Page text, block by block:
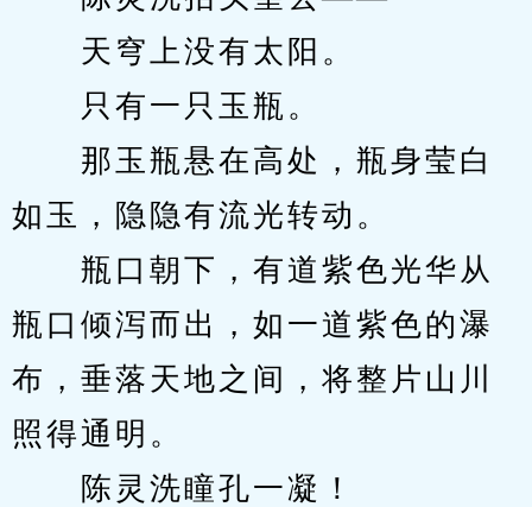
天穹上没有太阳。
只有一只玉瓶。
那玉瓶悬在高处，瓶身莹白
如玉，隐隐有流光转动。
瓶口朝下，有道紫色光华从
瓶口倾泻而出，如一道紫色的瀑
布，垂落天地之间，将整片山川
照得通明。
陈灵洗瞳孔一凝！